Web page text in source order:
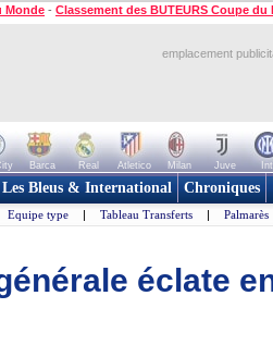
Monde - Classement des BUTEURS Coupe du
emplacement
Barca Real Atletico Milan Juve
Les Bleus & International Chroniques
Equipe type | Tableau Transferts | Palmarès
éclate